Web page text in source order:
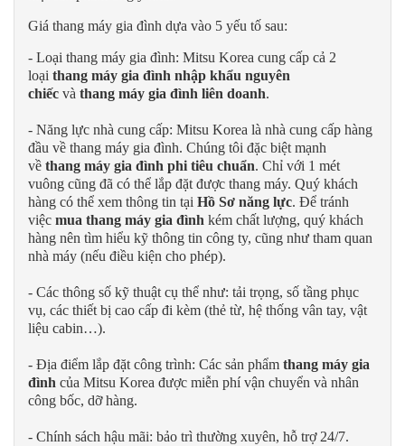
Giá thang máy gia đình dựa vào 5 yếu tố sau:
- Loại thang máy gia đình: Mitsu Korea cung cấp cả 2
loại thang máy gia đình nhập khẩu nguyên
chiếc và thang máy gia đình liên doanh.
- Năng lực nhà cung cấp: Mitsu Korea là nhà cung cấp hàng
đầu về thang máy gia đình. Chúng tôi đặc biệt mạnh
về thang máy gia đình phi tiêu chuẩn. Chỉ với 1 mét
vuông cũng đã có thể lắp đặt được thang máy. Quý khách
hàng có thể xem thông tin tại Hồ Sơ năng lực. Để tránh
việc mua thang máy gia đình kém chất lượng, quý khách
hàng nên tìm hiểu kỹ thông tin công ty, cũng như tham quan
nhà máy (nếu điều kiện cho phép).
- Các thông số kỹ thuật cụ thể như: tải trọng, số tầng phục
vụ, các thiết bị cao cấp đi kèm (thẻ từ, hệ thống vân tay, vật
liệu cabin…).
- Địa điểm lắp đặt công trình: Các sản phẩm thang máy gia
đình của Mitsu Korea được miễn phí vận chuyển và nhân
công bốc, dỡ hàng.
- Chính sách hậu mãi: bảo trì thường xuyên, hỗ trợ 24/7.